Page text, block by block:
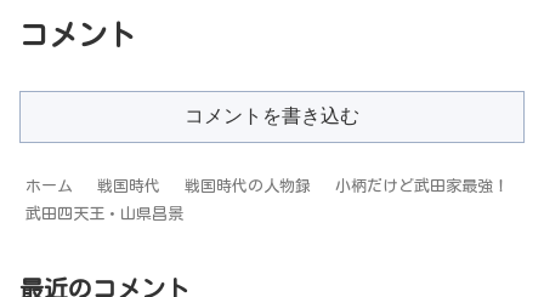
コメント
コメントを書き込む
ホーム 戦国時代 戦国時代の人物録
小柄だけど武田家最強！
武田四天王・山県昌景
最近のコメント